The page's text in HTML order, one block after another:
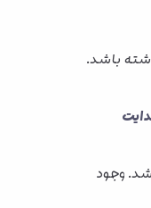
باشد.
وجود